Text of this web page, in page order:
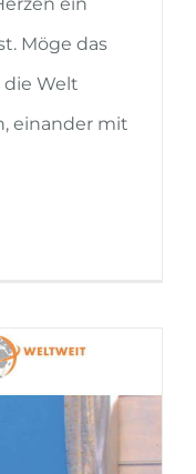
Möge das
die Welt
einander mit